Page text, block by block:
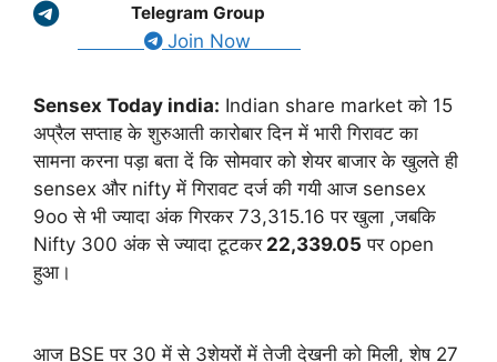
Telegram Group
Join Now
Sensex Today india: Indian share market को 15
अप्रैल सप्ताह के शुरुआती कारोबार दिन में भारी गिरावट का
सामना करना पड़ा बता दें कि सोमवार को शेयर बाजार के खुलते ही
sensex और nifty में गिरावट दर्ज की गयी आज sensex
9oo से भी ज्यादा अंक गिरकर 73,315.16 पर खुला ,जबकि
Nifty 300 अंक से ज्यादा टूटकर22,339.05 पर open
हुआ।
आज BSE पर 30 में से 3शेयरों में तेजी देखनी को मिली, शेष 27